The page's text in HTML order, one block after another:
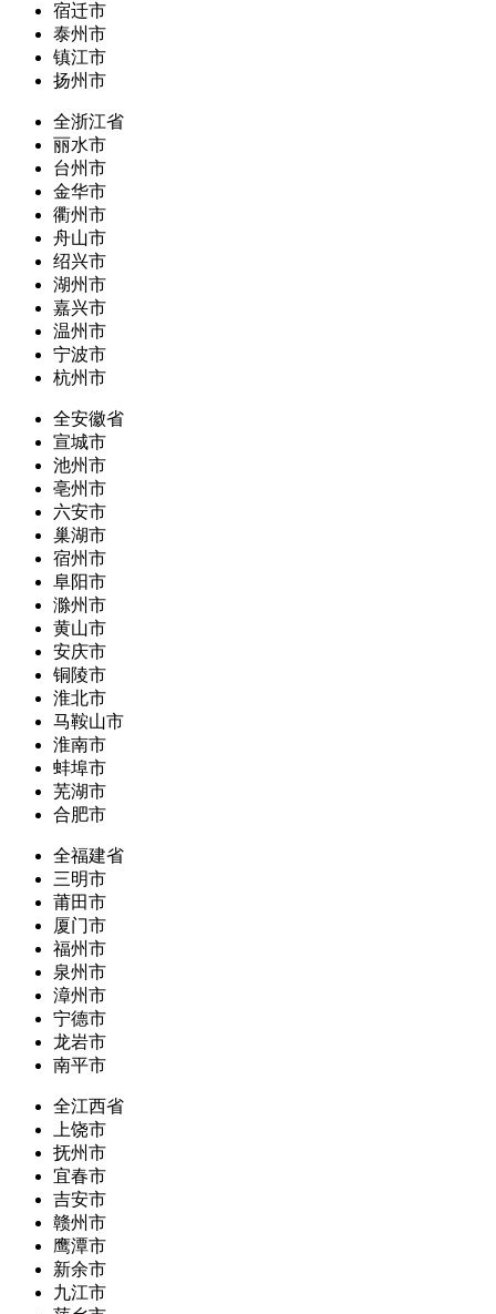
宿迁市
泰州市
镇江市
扬州市
全浙江省
丽水市
台州市
金华市
衢州市
舟山市
绍兴市
湖州市
嘉兴市
温州市
宁波市
杭州市
全安徽省
宣城市
池州市
亳州市
六安市
巢湖市
宿州市
阜阳市
滁州市
黄山市
安庆市
铜陵市
淮北市
马鞍山市
淮南市
蚌埠市
芜湖市
合肥市
全福建省
三明市
莆田市
厦门市
福州市
泉州市
漳州市
宁德市
龙岩市
南平市
全江西省
上饶市
抚州市
宜春市
吉安市
赣州市
鹰潭市
新余市
九江市